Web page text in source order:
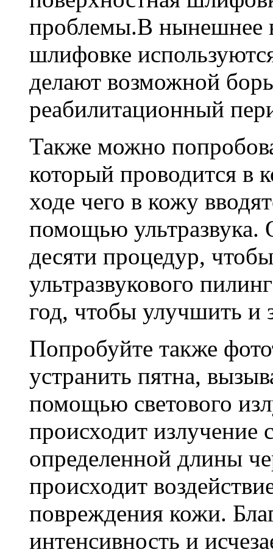
проблемы.В нынешнее
шлифовке
делают возможной
реабилитационный
Также можно
который проводится в
ходе чего в кожу
помощью ультразвука.
десяти процедур,
ультразвукового
год, чтобы улучшить и
Попробуйте также
устранить пятна,
помощью светового
происходит излучение
определенной длины
происходит
повреждения кожи.
интенсивность и